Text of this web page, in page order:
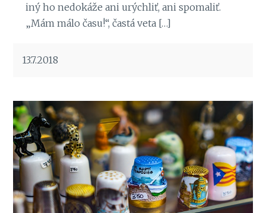
iný ho nedokáže ani urýchliť, ani spomaliť.
„Mám málo času!“, častá veta […]
13.7.2018